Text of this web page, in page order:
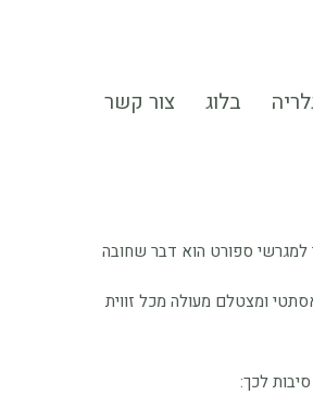
בלוג צור קשר
ספורט הוא דבר שחובה
ומצטלם מעולה מכל זווית
לכך: